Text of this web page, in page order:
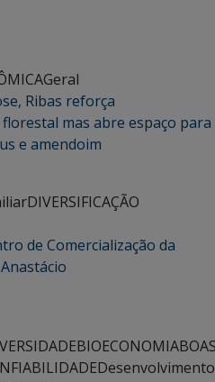
Geral
Ribas reforça
mas abre espaço para
e amendoim
DIVERSIFICAÇÃO
de Comercialização da
BIOECONOMIA
Desenvolvimento